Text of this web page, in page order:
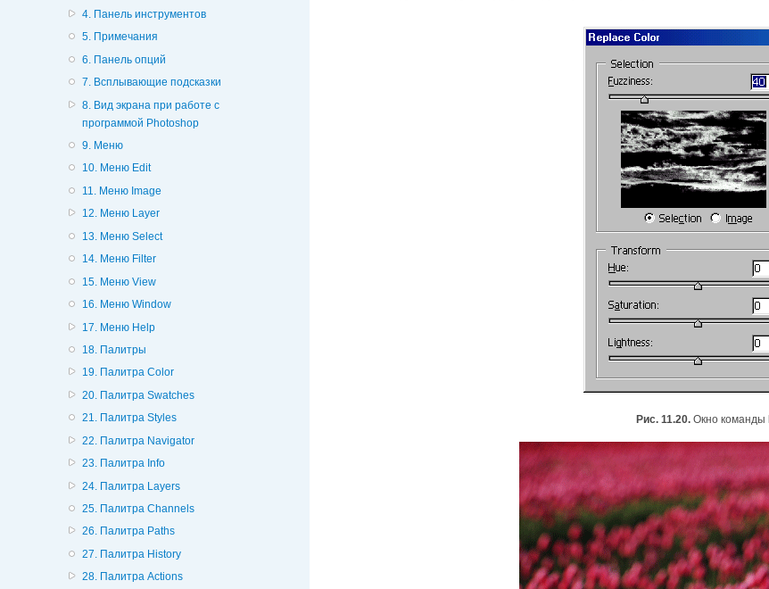
4. Панель инструментов
5. Примечания
6. Панель опций
7. Всплывающие подсказки
8. Вид экрана при работе с
программой Photoshop
9. Меню
10. Меню Edit
11. Меню Image
12. Меню Layer
13. Меню Select
14. Меню Filter
15. Меню View
16. Меню Window
17. Меню Help
18. Палитры
19. Палитра Color
20. Палитра Swatches
21. Палитра Styles
22. Палитра Navigator
23. Палитра Info
24. Палитра Layers
25. Палитра Channels
26. Палитра Paths
27. Палитра History
28. Палитра Actions
Рис. 11.20. Окно команды